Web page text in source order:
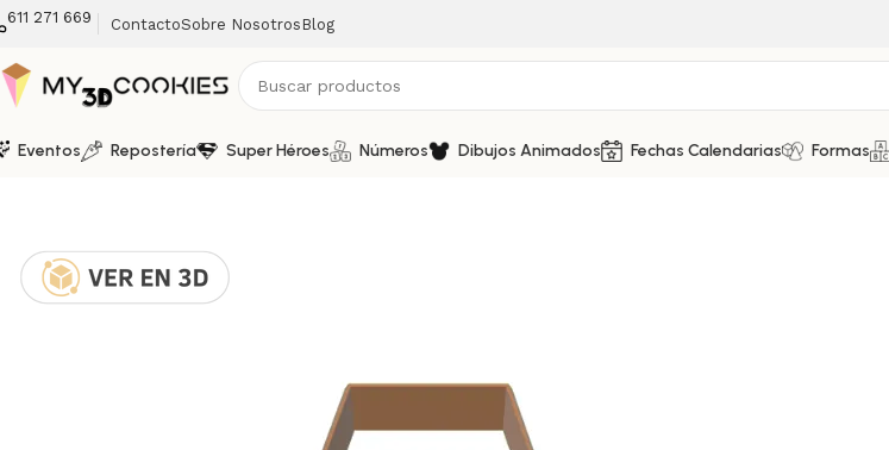
611 271 669 ContactoSobre Nosotros Blog
Eventos Repostería Super Héroes Números Dibujos Animados Fechas Calendarias Formas
Letras Cortador y Marcador de Galletas – Letra A